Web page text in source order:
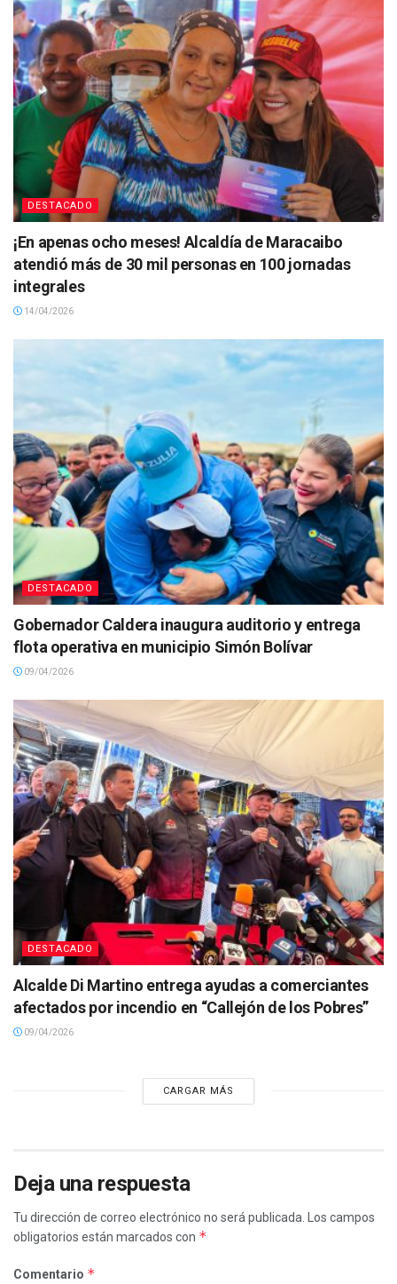
DESTACADO
¡En apenas ocho meses! Alcaldía de Maracaibo
atendió más de 30 mil personas en 100 jornadas
integrales
14/04/2026
DESTACADO
Gobernador Caldera inaugura auditorio y entrega
flota operativa en municipio Simón Bolívar
09/04/2026
DESTACADO
Alcalde Di Martino entrega ayudas a comerciantes
afectados por incendio en “Callejón de los Pobres”
09/04/2026
CARGAR MÁS
Deja una respuesta
Tu dirección de correo electrónico no será publicada.
Los campos
obligatorios están marcados con *
Comentario *